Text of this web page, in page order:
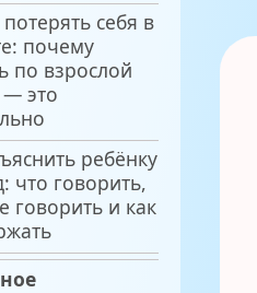
себя в
почему
по взрослой
это
ребёнку
что говорить,
говорить и как